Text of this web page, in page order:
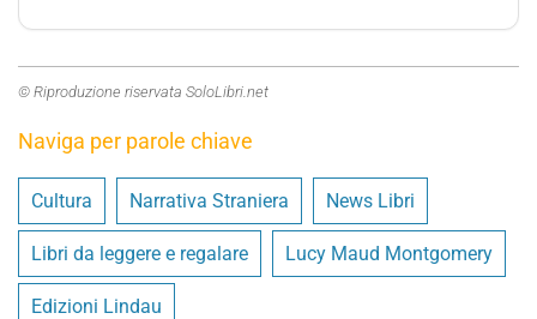
© Riproduzione riservata SoloLibri.net
Naviga per parole chiave
Cultura Narrativa Straniera News Libri
Libri da leggere e regalare Lucy Maud Montgomery
Edizioni Lindau